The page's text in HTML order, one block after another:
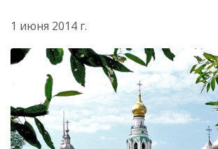
1 июня 2014 г.